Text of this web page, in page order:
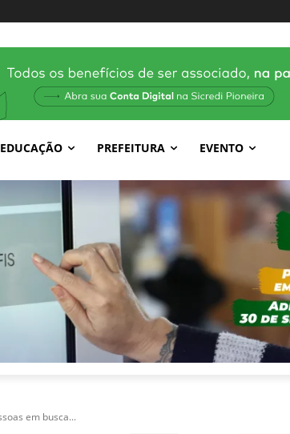
EDUCAÇÃO PREFEITURA EVENTO
em busca...